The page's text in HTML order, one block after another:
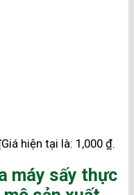
Giá hiện tại là: 1,000 ₫.
máy sấy thực